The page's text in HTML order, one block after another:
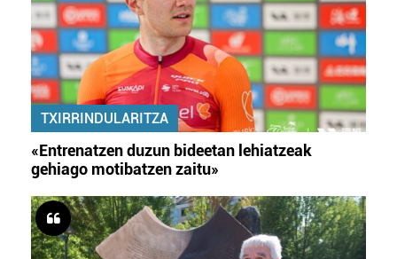
TXIRRINDULARITZA
«Entrenatzen duzun bideetan lehiatzeak
gehiago motibatzen zaitu»